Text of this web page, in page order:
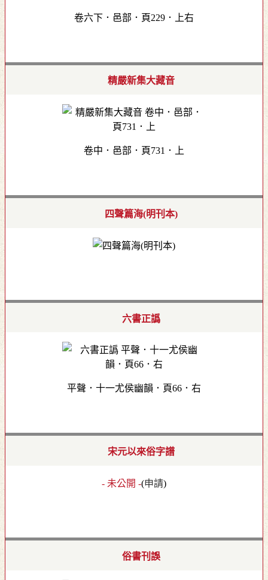
卷六下．邑部．頁229．上右
精嚴新集大藏音
卷中．邑部．頁731．上
四聲篇海(明刊本)
六書正譌
平聲．十一尤侯幽韻．頁66．右
宋元以來俗字譜
- 未公開 -(申請)
俗書刊誤